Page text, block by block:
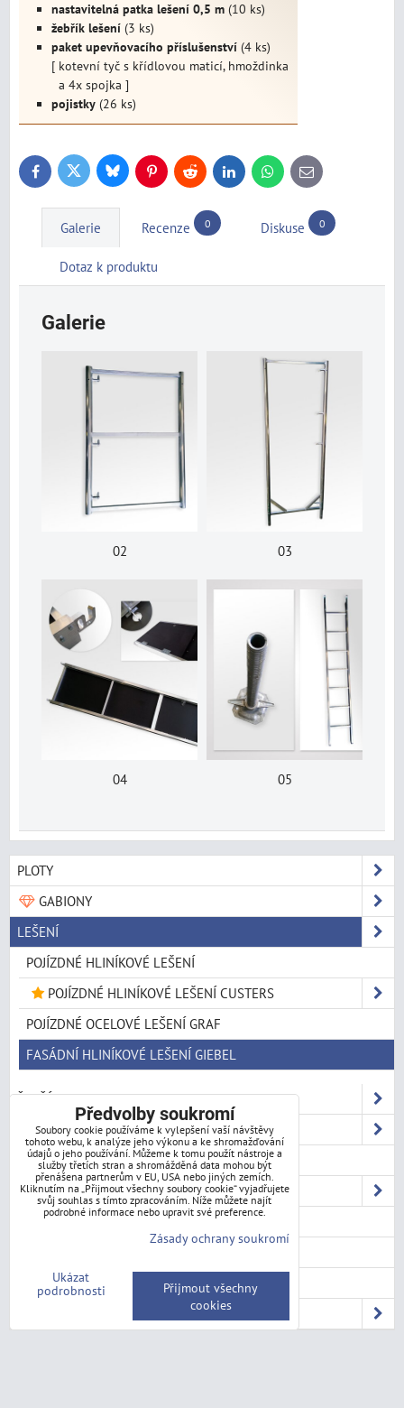
nastavitelná patka lešení 0,5 m(10 ks)
žebřík lešení(3 ks)
paket upevňovacího příslušenství (4 ks)
[ kotevní tyč s křídlovou maticí, hmoždinka
a 4x spojka ]
pojistky(26 ks)
FacebookTwitter BlueskyPinterestReddit LinkedInWhatsApp
E-
mail
Galerie Recenze 0 Diskuse 0
Dotaz k produktu
Galerie
02 03
04 05
PLOTY
GABIONY
LEŠENÍ
POJÍZDNÉ HLINÍKOVÉ LEŠENÍ
POJÍZDNÉ HLINÍKOVÉ LEŠENÍ CUSTERS
POJÍZDNÉ OCELOVÉ LEŠENÍ GRAF
FASÁDNÍ HLINÍKOVÉ LEŠENÍ GIEBEL
ŽEBŘÍKY
MÍCHAČKY
LEŠENÁŘSKÉ KOZY
STAVEBNÍ TECHNIKA
SCHODY A PLOŠINY
Předvolby soukromí
Soubory cookie používáme k vylepšení vaší návštěvy
tohoto webu, k analýze jeho výkonu a ke shromažďování
údajů o jeho používání. Můžeme k tomu použít nástroje a
služby třetích stran a shromážděná data mohou být
přenášena partnerům v EU, USA nebo jiných zemích.
Kliknutím na „Přijmout všechny soubory cookie“ vyjadřujete
svůj souhlas s tímto zpracováním. Níže můžete najít
podrobné informace nebo upravit své preference.
Zásady ochrany soukromí
Ukázat
podrobnosti
Přijmout všechny
cookies